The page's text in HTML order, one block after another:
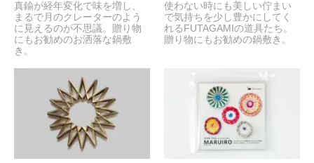
真鍮が経年変化で味を増し、
まるで月のクレーターのよう
に見えるのが不思議。贈り物
にもお勧めのお洒落な鍋敷
き。
使わない時にも美しい佇まい
で気持ちを少し豊かにしてく
れるFUTAGAMIの道具たち。
贈り物にもお勧めの鍋敷き。